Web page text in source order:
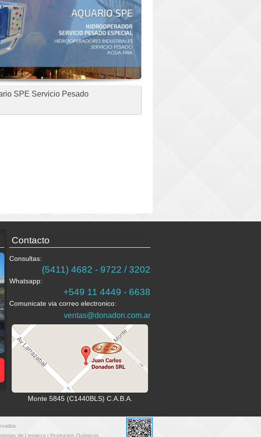
SPE Servicio Pesado
Contacto
Consultas:
(5411) 4682 - 9722 / 3202
Whatsapp:
+549 11 4449 - 6638
Comunicate via correo electronico:
ventas@donadon.com.ar
Monte 5845 (C1440BLS) C.A.B.A.
de Limpieza | Productos Químicos